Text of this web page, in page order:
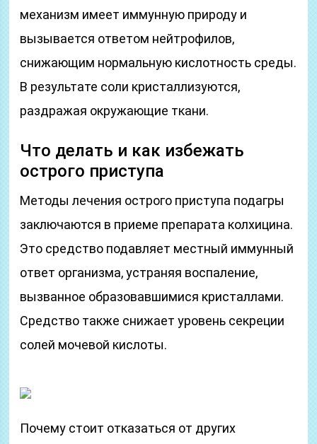
механизм имеет иммунную природу и
вызывается ответом нейтрофилов,
снижающим нормальную кислотность среды.
В результате соли кристаллизуются,
раздражая окружающие ткани.
Что делать и как избежать
острого приступа
Методы лечения острого приступа подагры
заключаются в приеме препарата колхицина.
Это средство подавляет местный иммунный
ответ организма, устраняя воспаление,
вызванное образовавшимися кристаллами.
Средство также снижает уровень секреции
солей мочевой кислоты.
Почему стоит отказаться от других